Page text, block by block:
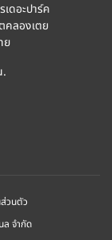
ดอะปาร์ค
คลองเตย
ย
.
วนตัว
จำกัด